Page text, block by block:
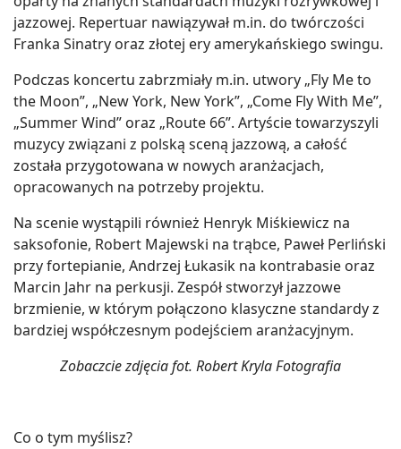
jazzowej. Repertuar nawiązywał m.in. do twórczości
Franka Sinatry oraz złotej ery amerykańskiego swingu.
Podczas koncertu zabrzmiały m.in. utwory „Fly Me to
the Moon”, „New York, New York”, „Come Fly With Me”,
„Summer Wind” oraz „Route 66”. Artyście towarzyszyli
muzycy związani z polską sceną jazzową, a całość
została przygotowana w nowych aranżacjach,
opracowanych na potrzeby projektu.
Na scenie wystąpili również Henryk Miśkiewicz na
saksofonie, Robert Majewski na trąbce, Paweł Perliński
przy fortepianie, Andrzej Łukasik na kontrabasie oraz
Marcin Jahr na perkusji. Zespół stworzył jazzowe
brzmienie, w którym połączono klasyczne standardy z
bardziej współczesnym podejściem aranżacyjnym.
Zobaczcie zdjęcia fot. Robert Kryla Fotografia
Co o tym myślisz?